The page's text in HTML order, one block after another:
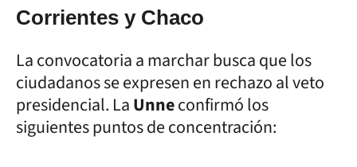
Corrientes y Chaco
La convocatoria a marchar busca que los
ciudadanos se expresen en rechazo al veto
presidencial. LaUnneconfirmó los
siguientes puntos de concentración: